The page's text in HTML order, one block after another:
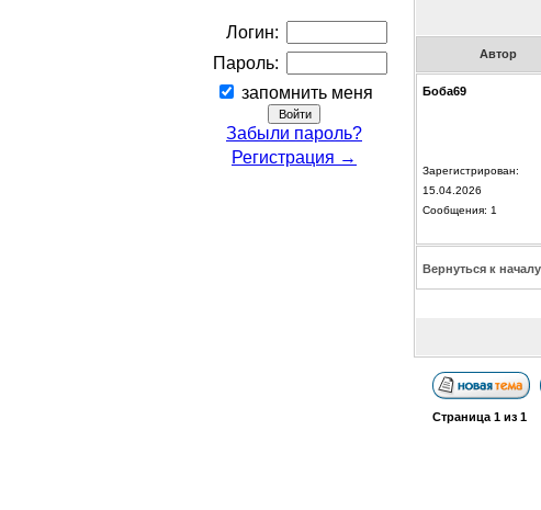
Логин:
Пароль:
запомнить меня
Забыли пароль?
Регистрация →
Автор
Боба69
Зарегистрирован:
15.04.2026
Сообщения: 1
Вернуться к началу
Страница 1 из 1